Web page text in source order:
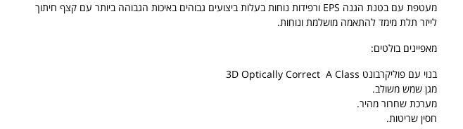
מעטפת עם בטנת הגנה EPS ורפידות נוחות בעלות ביצועים גבוהים באיכות הגבוהה ביותר עם קצף חיתוך
לייזר תלת מימד להתאמה מושלמת ונוחות.
מאפיינים בולטים:
בנוי עם פוליקרבונט 3D Optically Correct A Class
מגן שמש משולב.
מערכת שחרור מהיר.
חסין שריטות.